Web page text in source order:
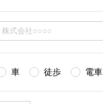
車 徒歩 電車